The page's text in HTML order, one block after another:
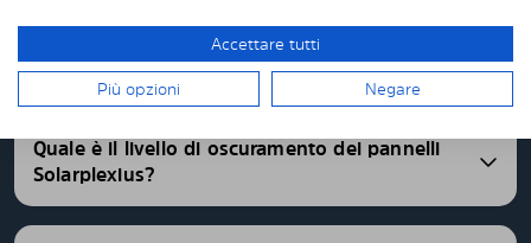
Quale è il livello di oscuramento dei pannelli
Solarplexius?
Accettare tutti
Più opzioni Negare